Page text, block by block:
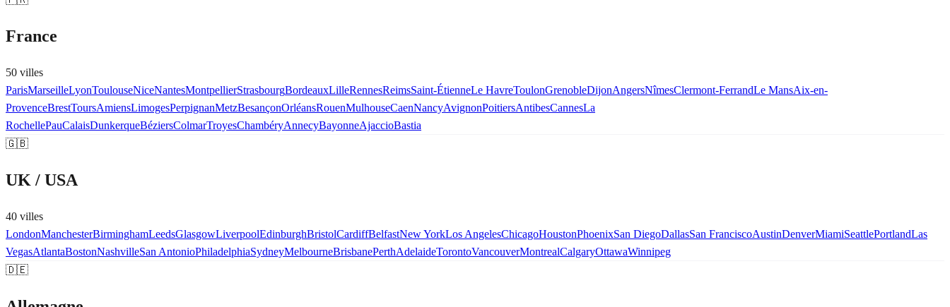
France
50 villes
ParisMarseilleLyonToulouseNiceNantesMontpellierStrasbourgBordeauxLilleRennesReimsSaint-ÉtienneLe HavreToulonGrenobleDijonAngersNîmesClermont-FerrandLe MansAix-en-
ProvenceBrestToursAmiensLimogesPerpignanMetzBesançonOrléansRouenMulhouseCaenNancyAvignonPoitiersAntibesCannesLa
RochellePauCalaisDunkerqueBéziersColmarTroyesChambéryAnnecyBayonneAjaccioBastia
🇬🇧
UK / USA
40 villes
LondonManchesterBirminghamLeedsGlasgowLiverpoolEdinburghBristolCardiffBelfastNew YorkLos AngelesChicagoHoustonPhoenixSan DiegoDallasSan FranciscoAustinDenverMiamiSeattlePortlandLas
VegasAtlantaBostonNashvilleSan AntonioPhiladelphiaSydneyMelbourneBrisbanePerthAdelaideTorontoVancouverMontrealCalgaryOttawaWinnipeg
🇩🇪